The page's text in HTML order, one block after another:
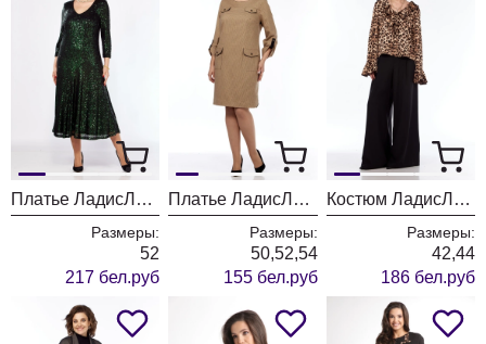
Платье ЛадисЛайн 1548 темный изумруд
Размеры:
52
217 бел.руб
Платье ЛадисЛайн 1540 клетка
Размеры:
50,52,54
155 бел.руб
Костюм ЛадисЛайн 1537 леопард+черный
Размеры:
42,44
186 бел.руб